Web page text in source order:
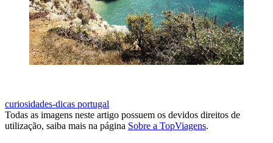
curiosidades-dicas portugal
Todas as imagens neste artigo possuem os devidos direitos de
utilização, saiba mais na página Sobre a TopViagens.